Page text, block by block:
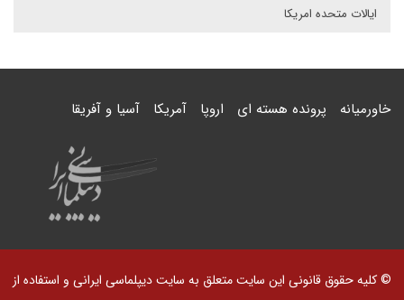
ایالات متحده امریکا
خاورمیانه پرونده هسته ای اروپا آمریکا آسیا و آفریقا
© کلیه حقوق قانونی این سایت متعلق به سایت دیپلماسی ایرانی و استفاده از